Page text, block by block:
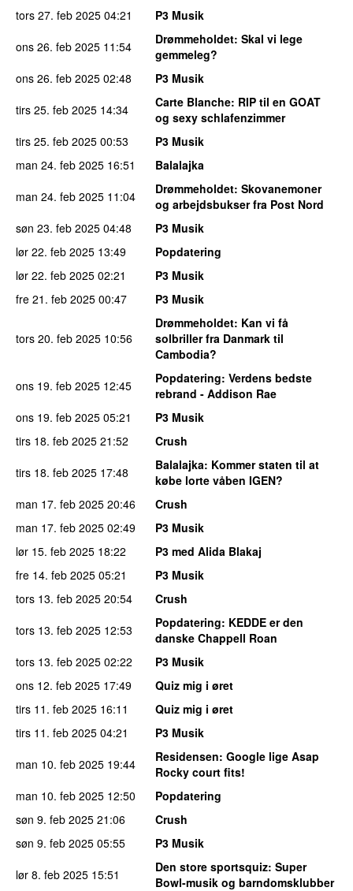
tors 27. feb 2025 04:21
P3 Musik
ons 26. feb 2025 11:54 Drømmeholdet: Skal vi lege
gemmeleg?
ons 26. feb 2025 02:48
P3 Musik
tirs 25. feb 2025 14:34 Carte Blanche: RIP til en GOAT
og sexy schlafenzimmer
tirs 25. feb 2025 00:53
P3 Musik
man 24. feb 2025 16:51
Balalajka
man 24. feb 2025 11:04 Drømmeholdet: Skovanemoner
og arbejdsbukser fra Post Nord
søn 23. feb 2025 04:48
P3 Musik
lør 22. feb 2025 13:49
Popdatering
lør 22. feb 2025 02:21
P3 Musik
fre 21. feb 2025 00:47 P3 Musik
tors 20. feb 2025 10:56
Drømmeholdet: Kan vi få
solbriller fra Danmark til
Cambodia?
ons 19. feb 2025 12:45 Popdatering: Verdens bedste
rebrand - Addison Rae
ons 19. feb 2025 05:21
P3 Musik
tirs 18. feb 2025 21:52
Crush
tirs 18. feb 2025 17:48 Balalajka: Kommer staten til at
købe lorte våben IGEN?
man 17. feb 2025 20:46
Crush
man 17. feb 2025 02:49
P3 Musik
lør 15. feb 2025 18:22
P3 med Alida Blakaj
fre 14. feb 2025 05:21
P3 Musik
tors 13. feb 2025 20:54
Crush
tors 13. feb 2025 12:53 Popdatering: KEDDE er den
danske Chappell Roan
tors 13. feb 2025 02:22
P3 Musik
ons 12. feb 2025 17:49
Quiz mig i øret
tirs 11. feb 2025 16:11
Quiz mig i øret
tirs 11. feb 2025 04:21
P3 Musik
man 10. feb 2025 19:44 Residensen: Google lige Asap
Rocky court fits!
man 10. feb 2025 12:50
Popdatering
søn 9. feb 2025 21:06
Crush
søn 9. feb 2025 05:55
P3 Musik
lør 8. feb 2025 15:51 Den store sportsquiz: Super
Bowl-musik og barndomsklubber